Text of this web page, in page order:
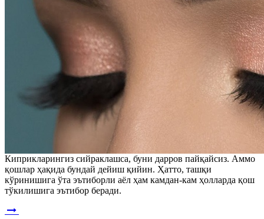
Киприкларингиз сийраклашса, буни дарров пайқайсиз. Аммо
қошлар ҳақида бундай дейиш қийин. Ҳатто, ташқи
кўринишига ўта эътиборли аёл ҳам камдан-кам ҳолларда қош
тўкилишига эътибор беради.